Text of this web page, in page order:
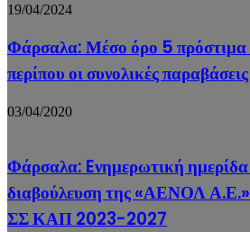
19/04/2024
Φάρσαλα: Μέσο όρο 5
περίπου οι συνολικές παραβάσεις
03/04/2020
Φάρσαλα: Eνημερωτική
διαβούλευση της «ΑΕΝΟΛ Α.Ε.»
ΣΣ ΚΑΠ 2023-2027